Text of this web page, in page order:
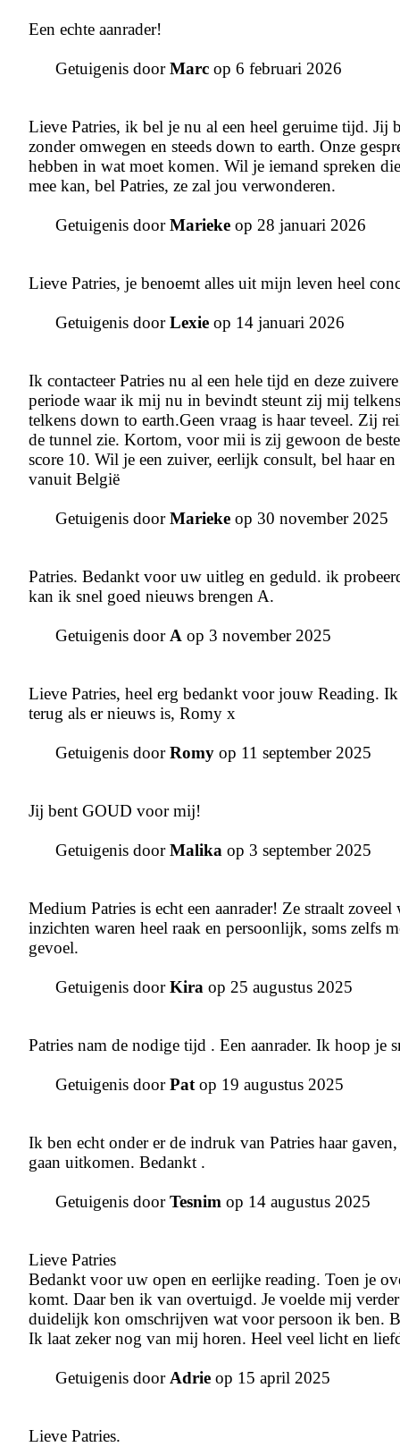
Een echte aanrader!
Getuigenis doorMarc op 6 februari 2026
Lieve Patries, ik bel je nu al een heel geruime tijd.
zonder omwegen en steeds down to earth. Onze
hebben in wat moet komen. Wil je iemand spreken
mee kan, bel Patries, ze zal jou verwonderen.
Getuigenis doorMarieke op 28 januari 2026
Lieve Patries, je benoemt alles uit mijn leven heel
Getuigenis doorLexie op 14 januari 2026
Ik contacteer Patries nu al een hele tijd en deze
periode waar ik mij nu in bevindt steunt zij mij
telkens down to earth.Geen vraag is haar teveel. Zij
de tunnel zie. Kortom, voor mii is zij gewoon de
score 10. Wil je een zuiver, eerlijk consult, bel haar
vanuit België
Getuigenis doorMarieke op 30 november 2025
Patries. Bedankt voor uw uitleg en geduld. ik
kan ik snel goed nieuws brengen A.
Getuigenis doorA op 3 november 2025
Lieve Patries, heel erg bedankt voor jouw Reading.
terug als er nieuws is, Romy x
Getuigenis doorRomy op 11 september 2025
Jij bent GOUD voor mij!
Getuigenis doorMalika op 3 september 2025
Medium Patries is echt een aanrader! Ze straalt
inzichten waren heel raak en persoonlijk, soms zelfs
gevoel.
Getuigenis doorKira op 25 augustus 2025
Patries nam de nodige tijd . Een aanrader. Ik hoop je
Getuigenis doorPatop 19 augustus 2025
Ik ben echt onder er de indruk van Patries haar
gaan uitkomen. Bedankt .
Getuigenis doorTesnim op 14 augustus 2025
Lieve Patries
Bedankt voor uw open en eerlijke reading. Toen je
komt. Daar ben ik van overtuigd. Je voelde mij
duidelijk kon omschrijven wat voor persoon ik ben.
Ik laat zeker nog van mij horen. Heel veel licht en
Getuigenis doorAdrie op 15 april 2025
Lieve Patries.